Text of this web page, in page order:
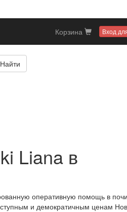
Вход
Корзина
Найти
Liana в
оперативную помощь в
и демократичным ценам